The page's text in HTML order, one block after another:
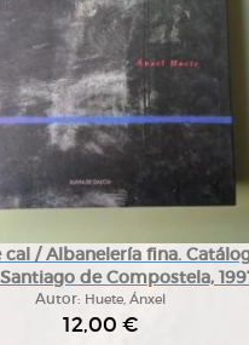
cal / Albanelería fina.
Santiago de Compostela,
Autor: Huete, Ánxel
12,00 €